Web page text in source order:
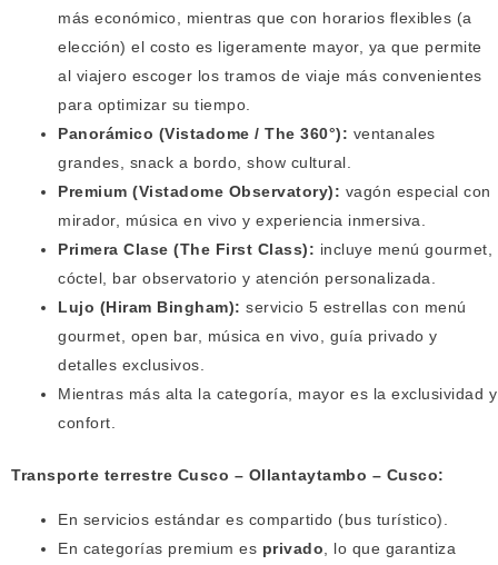
más económico, mientras que con horarios flexibles (a
elección) el costo es ligeramente mayor, ya que permite
al viajero escoger los tramos de viaje más convenientes
para optimizar su tiempo.
Panorámico (Vistadome / The 360°): ventanales
grandes, snack a bordo, show cultural.
Premium (Vistadome Observatory): vagón especial con
mirador, música en vivo y experiencia inmersiva.
Primera Clase (The First Class): incluye menú gourmet,
cóctel, bar observatorio y atención personalizada.
Lujo (Hiram Bingham): servicio 5 estrellas con menú
gourmet, open bar, música en vivo, guía privado y
detalles exclusivos.
Mientras más alta la categoría, mayor es la exclusividad y
confort.
Transporte terrestre Cusco – Ollantaytambo – Cusco:
En servicios estándar es compartido (bus turístico).
En categorías premium es privado , lo que garantiza